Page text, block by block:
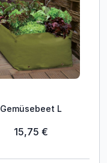
Gemüsebeet L
15,75 €